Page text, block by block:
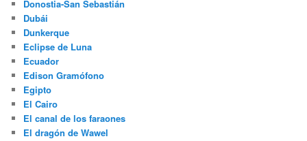
Donostia-San Sebastián
Dubái
Dunkerque
Eclipse de Luna
Ecuador
Edison Gramófono
Egipto
El Cairo
El canal de los faraones
El dragón de Wawel